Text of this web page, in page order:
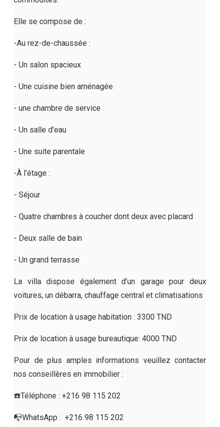
Elle se compose de :
-Au rez-de-chaussée :
- Un salon spacieux
- Une cuisine bien aménagée
- une chambre de service
- Un salle d’eau
- Une suite parentale
-À l’étage :
- Séjour
- Quatre chambres à coucher dont deux avec placard
- Deux salle de bain
- Un grand terrasse
La villa dispose également d’un garage pour deux
voitures, un débarra, chauffage central et climatisations
Prix de location à usage habitation : 3300 TND
Prix de location à usage bureautique: 4000 TND
Pour de plus amples informations veuillez contacter
nos conseillères en immobilier :
☎️Téléphone : +216 98 115 202
📭WhatsApp : ⁨⁨ +216 98 115 202